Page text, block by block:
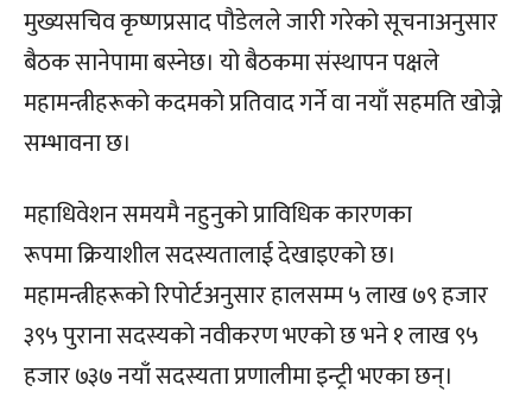
मुख्यसचिव कृष्णप्रसाद पौडेलले जारी गरेको सूचनाअनुसार
बैठक सानेपामा बस्नेछ। यो बैठकमा संस्थापन पक्षले
महामन्त्रीहरूको कदमको प्रतिवाद गर्ने वा नयाँ सहमति खोज्ने
सम्भावना छ।
महाधिवेशन समयमै नहुनुको प्राविधिक कारणका
रूपमा क्रियाशील सदस्यतालाई देखाइएको छ।
महामन्त्रीहरूको रिपोर्टअनुसार हालसम्म ५ लाख ७९ हजार
३९५ पुराना सदस्यको नवीकरण भएको छ भने १ लाख ९५
हजार ७३७ नयाँ सदस्यता प्रणालीमा इन्ट्री भएका छन्।